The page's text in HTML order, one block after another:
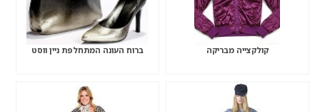
קולקצייה מבריקה ברוח העונה המתחלפת ניין ווסט